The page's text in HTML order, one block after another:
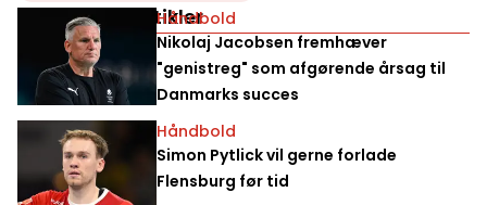
Relaterede artikler
Håndbold
Nikolaj Jacobsen fremhæver
"genistreg" som afgørende årsag til
Danmarks succes
Håndbold
Simon Pytlick vil gerne forlade
Flensburg før tid